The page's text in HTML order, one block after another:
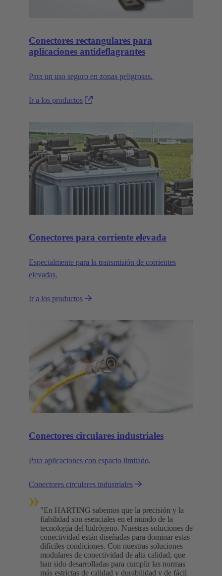
Conectores rectangulares para
aplicaciones antideflagrantes
Para un uso seguro en zonas peligrosas.
Ir a los productos
Conectores para corriente elevada
Especialmente para la transmisión de corrientes
elevadas.
Ir a los productos
Conectores circulares industriales
Para aplicaciones con espacio limitado.
Conectores circulares industriales
» "En HARTING sabemos que la precisión y la
fiabilidad son esenciales en el mundo de la
tecnología del hidrógeno. Nuestras soluciones de
conectividad están diseñadas para dominar estas
difíciles condiciones. Con nuestras soluciones
modulares de conectividad de alta calidad, que
han sido desarrolladas para cumplir las normas
más estrictas de calidad y durabilidad y de fácil